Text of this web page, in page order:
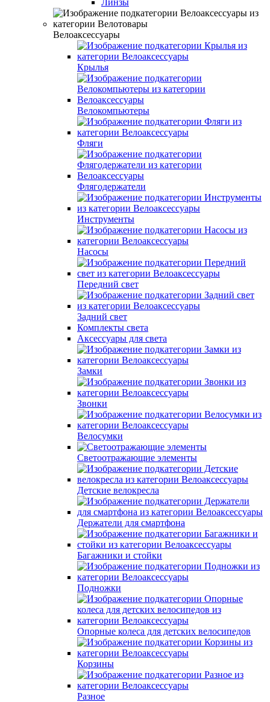
Велоаксессуары
Крылья
Велокомпьютеры
Фляги
Флягодержатели
Инструменты
Насосы
Передний свет
Задний свет
Комплекты света
Аксессуары для света
Замки
Звонки
Велосумки
Светоотражающие элементы
Детские велокресла
Держатели для смартфона
Багажники и стойки
Подножки
Опорные колеса для детских велосипедов
Корзины
Разное